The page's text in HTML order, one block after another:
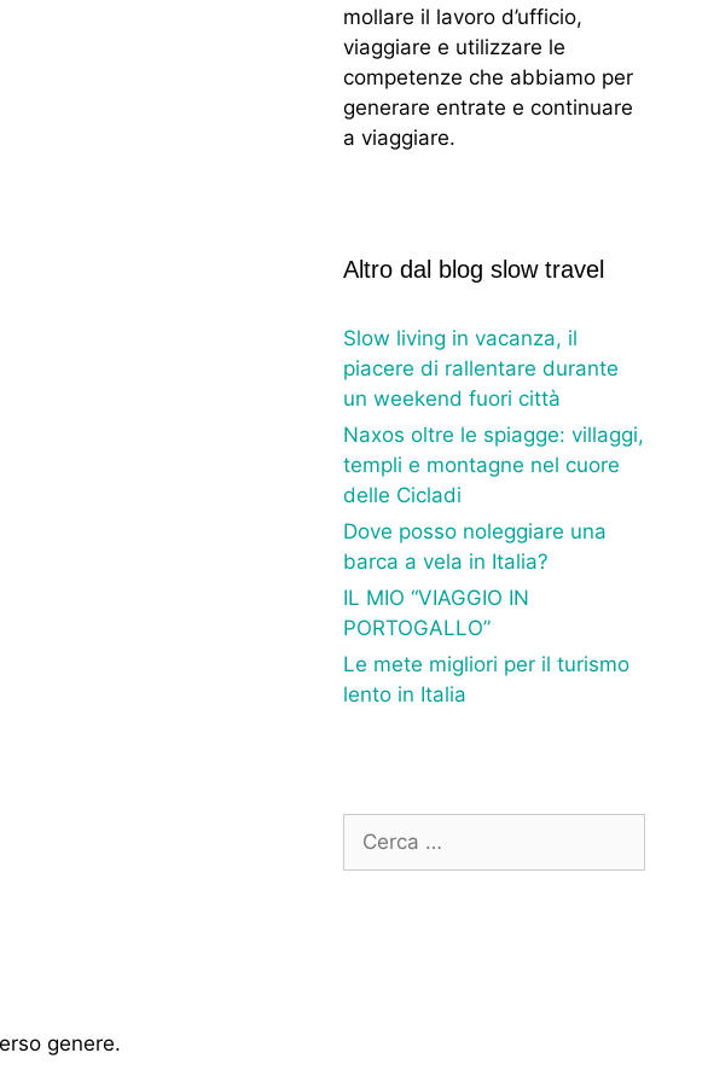
mollare il lavoro d’ufficio,
viaggiare e utilizzare le
competenze che abbiamo per
generare entrate e continuare
a viaggiare.
Altro dal blog slow travel
Slow living in vacanza, il
piacere di rallentare durante
un weekend fuori città
Naxos oltre le spiagge: villaggi,
templi e montagne nel cuore
delle Cicladi
Dove posso noleggiare una
barca a vela in Italia?
IL MIO “VIAGGIO IN
PORTOGALLO”
Le mete migliori per il turismo
lento in Italia
per:
genere.